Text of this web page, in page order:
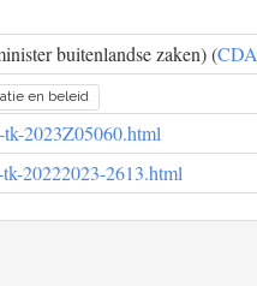
buitenlandse zaken) (CDA
en beleid
2023Z05060.html
20222023-2613.html